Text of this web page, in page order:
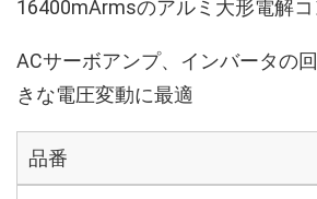
16400mArmsのアルミ大形電解コ
ACサーボアンプ、インバータの
きな電圧変動に最適
品番